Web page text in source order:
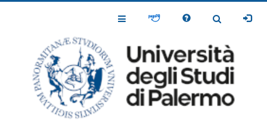
Toggle
Toggle